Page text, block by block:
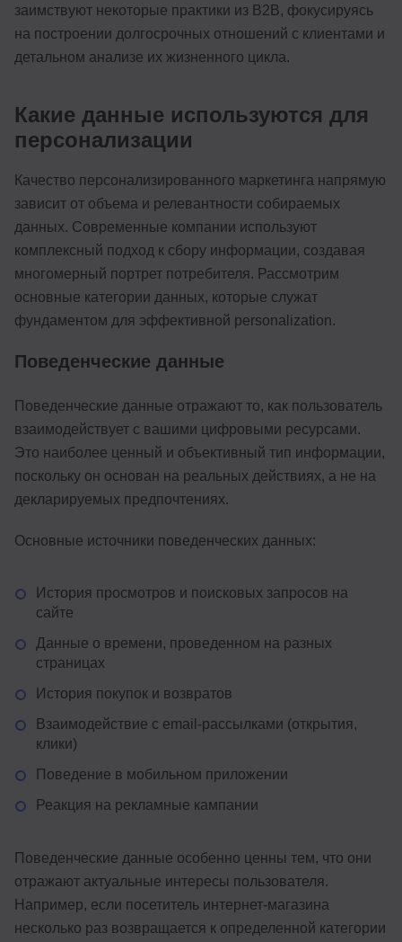
заимствуют некоторые практики из B2B, фокусируясь
на построении долгосрочных отношений с клиентами и
детальном анализе их жизненного цикла.
Какие данные используются для
персонализации
Качество персонализированного маркетинга напрямую
зависит от объема и релевантности собираемых
данных. Современные компании используют
комплексный подход к сбору информации, создавая
многомерный портрет потребителя. Рассмотрим
основные категории данных, которые служат
фундаментом для эффективной personalization.
Поведенческие данные
Поведенческие данные отражают то, как пользователь
взаимодействует с вашими цифровыми ресурсами.
Это наиболее ценный и объективный тип информации,
поскольку он основан на реальных действиях, а не на
декларируемых предпочтениях.
Основные источники поведенческих данных:
История просмотров и поисковых запросов на
сайте
Данные о времени, проведенном на разных
страницах
История покупок и возвратов
Взаимодействие с email-рассылками (открытия,
клики)
Поведение в мобильном приложении
Реакция на рекламные кампании
Поведенческие данные особенно ценны тем, что они
отражают актуальные интересы пользователя.
Например, если посетитель интернет-магазина
несколько раз возвращается к определенной категории